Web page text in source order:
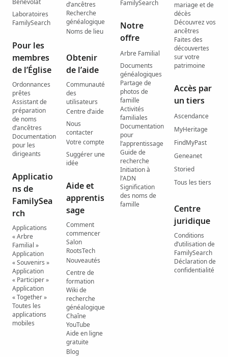
Bénévolat
Laboratoires
FamilySearch
Pour les
membres
de l’Église
Ordonnances
prêtes
Assistant de
préparation
de noms
d’ancêtres
Documentation
pour les
dirigeants
Applicatio
ns de
FamilySea
rch
Applications
« Arbre
Familial »
Application
« Souvenirs »
Application
« Participer »
Application
« Together »
Toutes les
applications
mobiles
d’ancêtres
Recherche
généalogique
Noms de lieu
Obtenir
de l’aide
Communauté
des
utilisateurs
Centre d’aide
Nous
contacter
Votre compte
Suggérer une
idée
Aide et
apprentis
sage
Comment
commencer
Salon
RootsTech
Nouveautés
Centre de
formation
Wiki de
recherche
généalogique
Chaîne
YouTube
Aide en ligne
gratuite
Blog
FamilySearch
Notre
offre
Arbre Familial
Documents
généalogiques
Partage de
photos de
famille
Activités
familiales
Documentation
pour
l’apprentissage
Guide de
recherche
Initiation à
l’ADN
Signification
des noms de
famille
mariage et de
décès
Découvrez vos
ancêtres
Faites des
découvertes
sur votre
patrimoine
Accès par
un tiers
Ascendance
MyHeritage
FindMyPast
Geneanet
Storied
Tous les tiers
Centre
juridique
Conditions
d’utilisation de
FamilySearch
Déclaration de
confidentialité